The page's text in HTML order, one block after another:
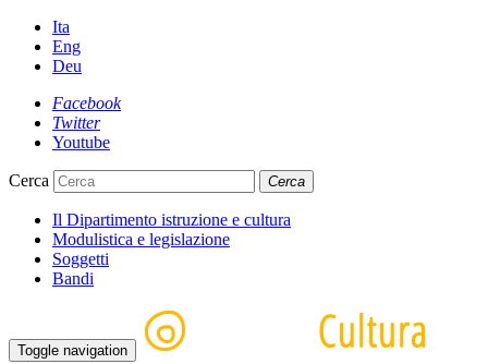
Ita
Eng
Deu
Facebook
Twitter
Youtube
Cerca Cerca
Il Dipartimento istruzione e cultura
Modulistica e legislazione
Soggetti
Bandi
Toggle navigation